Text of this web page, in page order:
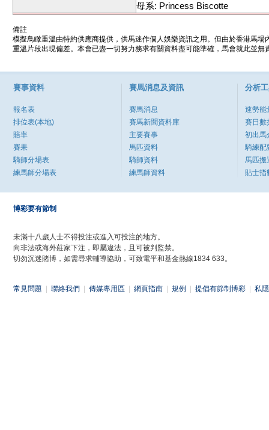
母系: Princess Biscotte
備註
模擬鳥瞰重溫由特約供應商提供，供馬迷作個人娛樂資訊之用。但由於香港馬
重溫片段出現偏差。本會已盡一切努力務求有關資料盡可能準確，馬會就此並
賽事資料
報名表
排位表(本地)
賠率
賽果
騎師分場表
練馬師分場表
賽馬消息及資訊
賽馬消息
賽馬新聞資料庫
主要賽事
馬匹資料
騎師資料
練馬師資料
分析
速勢能
賽日數
初出馬
騎練配
馬匹搬
貼士指
博彩要有節制
未滿十八歲人士不得投注或進入可投注的地方。
向非法或海外莊家下注，即屬違法，且可被判監禁。
切勿沉迷賭博，如需尋求輔導協助，可致電平和基金熱線1834 633。
常見問題 聯絡我們 傳媒專用區 網頁指南 規例 提倡有節制博彩 私